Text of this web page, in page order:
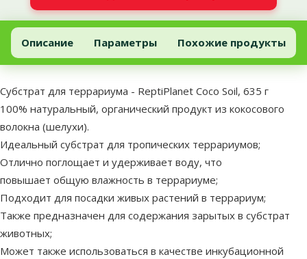
Субстрат для террариума – ReptiPlanet Coco Soil, 635 г
Добавить в корзину
Описание Параметры Похожие продукты
В начало страницы
superzoo.product.detail.content
Субстрат для террариума - ReptiPlanet Coco Soil, 635 г
100% натуральный, органический продукт из кокосового
волокна (шелухи).
Идеальный субстрат для тропических террариумов;
Отлично поглощает и удерживает воду, что
повышает общую влажность в террариуме;
Подходит для посадки живых растений в террариум;
Также предназначен для содержания зарытых в субстрат
животных;
Может также использоваться в качестве инкубационной